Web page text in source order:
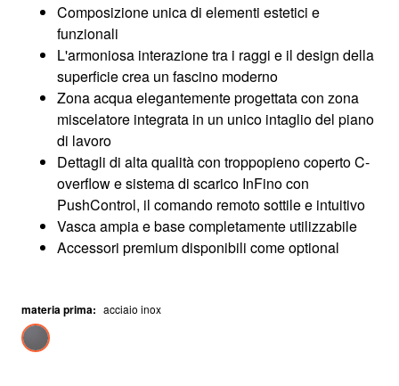
Composizione unica di elementi estetici e
funzionali
L'armoniosa interazione tra i raggi e il design della
superficie crea un fascino moderno
Zona acqua elegantemente progettata con zona
miscelatore integrata in un unico intaglio del piano
di lavoro
Dettagli di alta qualità con troppopieno coperto C-
overflow e sistema di scarico InFino con
PushControl, il comando remoto sottile e intuitivo
Vasca ampia e base completamente utilizzabile
Accessori premium disponibili come optional
materia prima: acciaio inox